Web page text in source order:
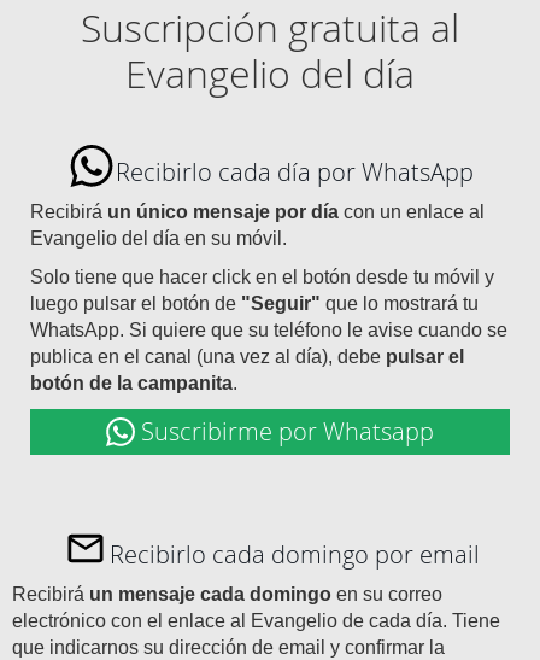
Suscripción gratuita al
Evangelio del día
Recibirlo cada día por WhatsApp
Recibirá un único mensaje por día con un enlace al
Evangelio del día en su móvil.
Solo tiene que hacer click en el botón desde tu móvil y
luego pulsar el botón de "Seguir" que lo mostrará tu
WhatsApp. Si quiere que su teléfono le avise cuando se
publica en el canal (una vez al día), debe pulsar el
botón de la campanita.
Suscribirme por Whatsapp
Recibirlo cada domingo por email
Recibirá un mensaje cada domingo en su correo
electrónico con el enlace al Evangelio de cada día. Tiene
que indicarnos su dirección de email y confirmar la